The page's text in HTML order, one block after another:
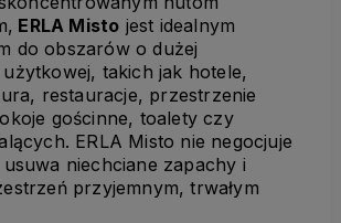
ERLA Misto jest idealnym
do obszarów o dużej
takich jak hotele,
restauracje, przestrzenie
gościnne, toalety czy
ERLA Misto nie negocjuje
niechciane zapachy i
przyjemnym, trwałym